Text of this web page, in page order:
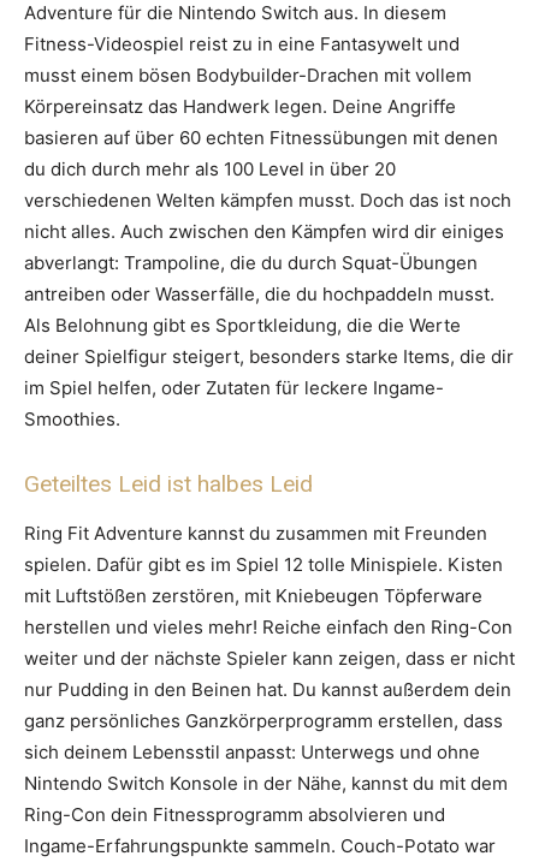
Adventure für die Nintendo Switch aus. In diesem
Fitness-Videospiel reist zu in eine Fantasywelt und
musst einem bösen Bodybuilder-Drachen mit vollem
Körpereinsatz das Handwerk legen. Deine Angriffe
basieren auf über 60 echten Fitnessübungen mit denen
du dich durch mehr als 100 Level in über 20
verschiedenen Welten kämpfen musst. Doch das ist noch
nicht alles. Auch zwischen den Kämpfen wird dir einiges
abverlangt: Trampoline, die du durch Squat-Übungen
antreiben oder Wasserfälle, die du hochpaddeln musst.
Als Belohnung gibt es Sportkleidung, die die Werte
deiner Spielfigur steigert, besonders starke Items, die dir
im Spiel helfen, oder Zutaten für leckere Ingame-
Smoothies.
Geteiltes Leid ist halbes Leid
Ring Fit Adventure kannst du zusammen mit Freunden
spielen. Dafür gibt es im Spiel 12 tolle Minispiele. Kisten
mit Luftstößen zerstören, mit Kniebeugen Töpferware
herstellen und vieles mehr! Reiche einfach den Ring-Con
weiter und der nächste Spieler kann zeigen, dass er nicht
nur Pudding in den Beinen hat. Du kannst außerdem dein
ganz persönliches Ganzkörperprogramm erstellen, dass
sich deinem Lebensstil anpasst: Unterwegs und ohne
Nintendo Switch Konsole in der Nähe, kannst du mit dem
Ring-Con dein Fitnessprogramm absolvieren und
Ingame-Erfahrungspunkte sammeln. Couch-Potato war